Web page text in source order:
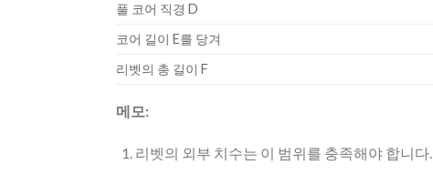
풀 코어 직경 D
코어 길이 E를 당겨
리벳의 총 길이 F
메모:
리벳의 외부 치수는 이 범위를 충족해야 합니다.